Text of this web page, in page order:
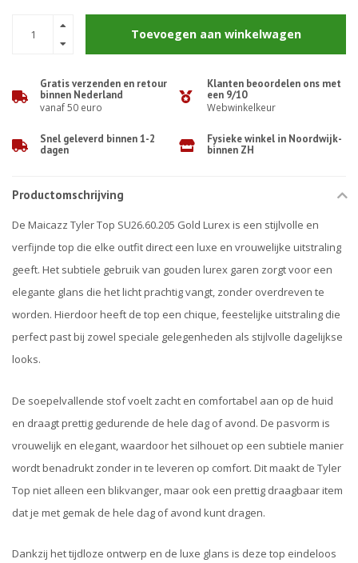
Toevoegen aan winkelwagen
Gratis verzenden en retour
binnen Nederland
vanaf 50 euro
Klanten beoordelen ons met
een 9/10
Webwinkelkeur
Snel geleverd binnen 1-2
dagen
Fysieke winkel in Noordwijk-
binnen ZH
Productomschrijving
De Maicazz Tyler Top SU26.60.205 Gold Lurex is een stijlvolle en
verfijnde top die elke outfit direct een luxe en vrouwelijke uitstraling
geeft. Het subtiele gebruik van gouden lurex garen zorgt voor een
elegante glans die het licht prachtig vangt, zonder overdreven te
worden. Hierdoor heeft de top een chique, feestelijke uitstraling die
perfect past bij zowel speciale gelegenheden als stijlvolle dagelijkse
looks.
De soepelvallende stof voelt zacht en comfortabel aan op de huid
en draagt prettig gedurende de hele dag of avond. De pasvorm is
vrouwelijk en elegant, waardoor het silhouet op een subtiele manier
wordt benadrukt zonder in te leveren op comfort. Dit maakt de Tyler
Top niet alleen een blikvanger, maar ook een prettig draagbaar item
dat je met gemak de hele dag of avond kunt dragen.
Dankzij het tijdloze ontwerp en de luxe glans is deze top eindeloos